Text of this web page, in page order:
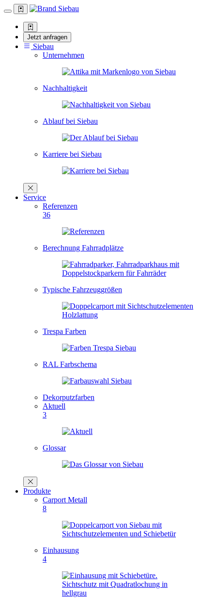
Jetzt anfragen
Siebau
Unternehmen
Nachhaltigkeit
Ablauf bei Siebau
Karriere bei Siebau
Service
Referenzen
36
Berechnung Fahrradplätze
Typische Fahrzeuggrößen
Trespa Farben
RAL Farbschema
Dekorputzfarben
Aktuell
3
Glossar
Produkte
Carport Metall
8
Einhausung
4